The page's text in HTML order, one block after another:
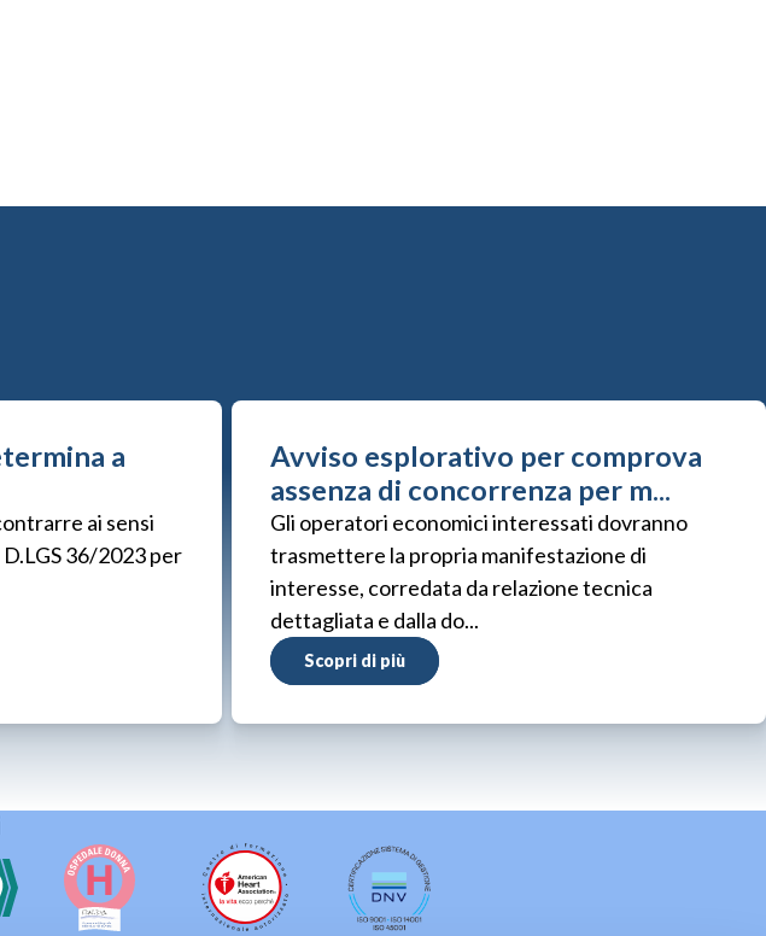
a
ai sensi
36/2023 per
Avviso esplorativo per comprova
assenza di concorrenza per m...
Gli operatori economici interessati dovranno
trasmettere la propria manifestazione di
interesse, corredata da relazione tecnica
dettagliata e dalla do...
Scopri di più